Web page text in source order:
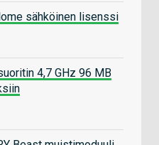
sähköinen lisenssi
4,7 GHz 96 MB